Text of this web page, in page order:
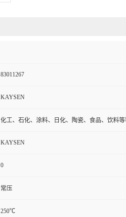
83011267
KAYSEN
化工、石化、涂料、日化、陶瓷、食品、饮料
KAYSEN
0
常压
250℃